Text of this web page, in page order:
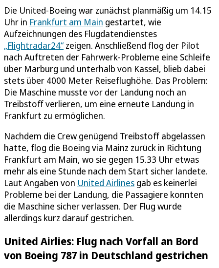
Die United-Boeing war zunächst planmäßig um 14.15
Uhr in Frankfurt am Main gestartet, wie
Aufzeichnungen des Flugdatendienstes
„Flightradar24“ zeigen. Anschließend flog der Pilot
nach Auftreten der Fahrwerk-Probleme eine Schleife
über Marburg und unterhalb von Kassel, blieb dabei
stets über 4000 Meter Reiseflughöhe. Das Problem:
Die Maschine musste vor der Landung noch an
Treibstoff verlieren, um eine erneute Landung in
Frankfurt zu ermöglichen.
Nachdem die Crew genügend Treibstoff abgelassen
hatte, flog die Boeing via Mainz zurück in Richtung
Frankfurt am Main, wo sie gegen 15.33 Uhr etwas
mehr als eine Stunde nach dem Start sicher landete.
Laut Angaben von United Airlines gab es keinerlei
Probleme bei der Landung, die Passagiere konnten
die Maschine sicher verlassen. Der Flug wurde
allerdings kurz darauf gestrichen.
United Airlies: Flug nach Vorfall an Bord
von Boeing 787 in Deutschland gestrichen